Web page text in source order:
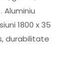
1800 x 35
durabilitate